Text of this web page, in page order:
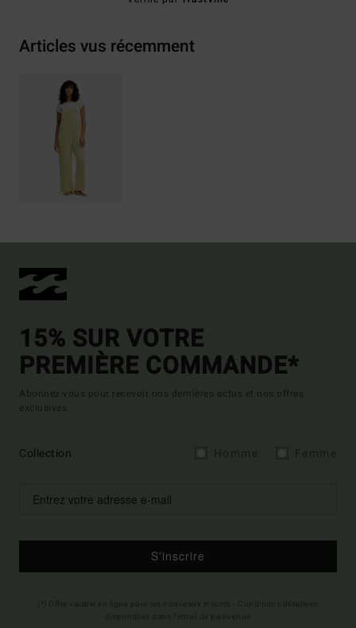
Articles vus récemment
15% SUR VOTRE
PREMIÈRE COMMANDE*
Abonnez-vous pour recevoir nos dernières actus et nos offres
exclusives.
Collection
S'inscrire